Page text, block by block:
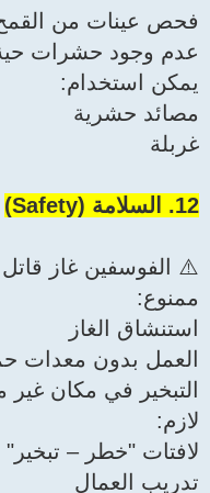
فحص عينات من
عدم وجود حشرات
يمكن استخدام:
مصائد حشرية
غربلة
12. السلامة (Safety)
⚠️ الفوسفين غاز قاتل
ممنوع:
استنشاق الغاز
العمل بدون معدات
التبخير في مكان غير
لازم:
لافتات "خطر – تبخير"
تدريب العمال